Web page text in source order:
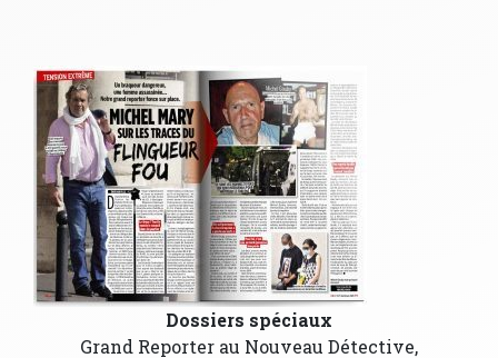
Dossiers spéciaux
Grand Reporter au Nouveau Détective,